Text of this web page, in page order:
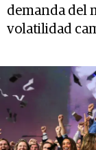
demanda del
volatilidad